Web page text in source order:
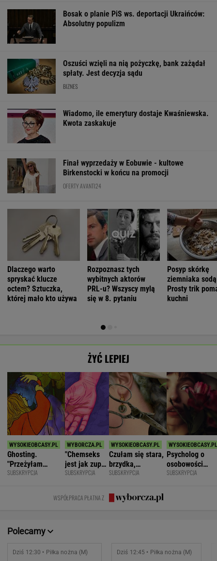
Bosak o planie PiS ws. deportacji Ukraińców:
Absolutny populizm
Oszuści wzięli na nią pożyczkę, bank zażądał
spłaty. Jest decyzja sądu
BIZNES
Wiadomo, ile emerytury dostaje Kwaśniewska.
Kwota zaskakuje
Finał wyprzedaży w Eobuwie - kultowe
Birkenstocki w końcu na promocji
OFERTY AVANTI24
Dlaczego warto
spryskać klucze
octem? Sztuczka,
której mało kto używa
Rozpoznasz tych
wybitnych aktorów
PRL-u? Wszyscy mylą
się w 8. pytaniu
Posyp skórkę
ziemniaka
Prosty trik
kuchni
ŻYĆ LEPIEJ
Ghosting.
"Przeżyłam
najpiękniejszy
SUBSKRYPCJA
"Chemseks
jest jak zupa.
Nażresz się,
znów jesteś
głodny"
SUBSKRYPCJA
Czułam się stara,
brzydka,
niepotrzebna.
mnie dla młodszej
SUBSKRYPCJA
Psycholog o
osobowości
narcystycznej:
SUBSKRYPCJA
WSPÓŁPRACA PŁATNA Z
Polecamy
Dziś 12:30 • Piłka nożna (M) Dziś 12:45 • Piłka nożna (M)